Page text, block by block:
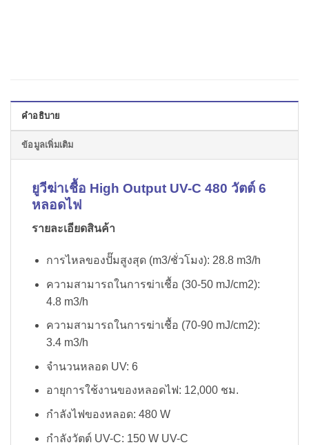
คำอธิบาย
ข้อมูลเพิ่มเติม
ยูวีฆ่าเชื้อ High Output UV-C 480 วัตต์ 6
หลอดไฟ
รายละเอียดสินค้า
การไหลของปั๊มสูงสุด (m3/ชั่วโมง): 28.8 m3/h
ความสามารถในการฆ่าเชื้อ (30-50 mJ/cm2):
4.8 m3/h
ความสามารถในการฆ่าเชื้อ (70-90 mJ/cm2):
3.4 m3/h
จำนวนหลอด UV: 6
อายุการใช้งานของหลอดไฟ: 12,000 ชม.
กำลังไฟของหลอด: 480 W
กำลังวัตต์ UV-C: 150 W UV-C